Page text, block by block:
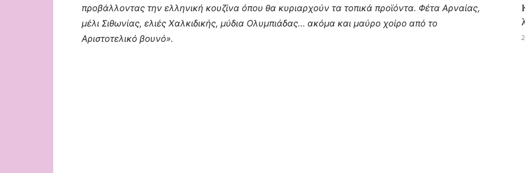
προβάλλοντας την ελληνική κουζίνα όπου θα κυριαρχούν τα τοπικά προϊόντα. Φέτα Αρναίας,
μέλι Σιθωνίας, ελιές Χαλκιδικής, μύδια Ολυμπιάδας… ακόμα και μαύρο χοίρο από το
Αριστοτελικό βουνό».